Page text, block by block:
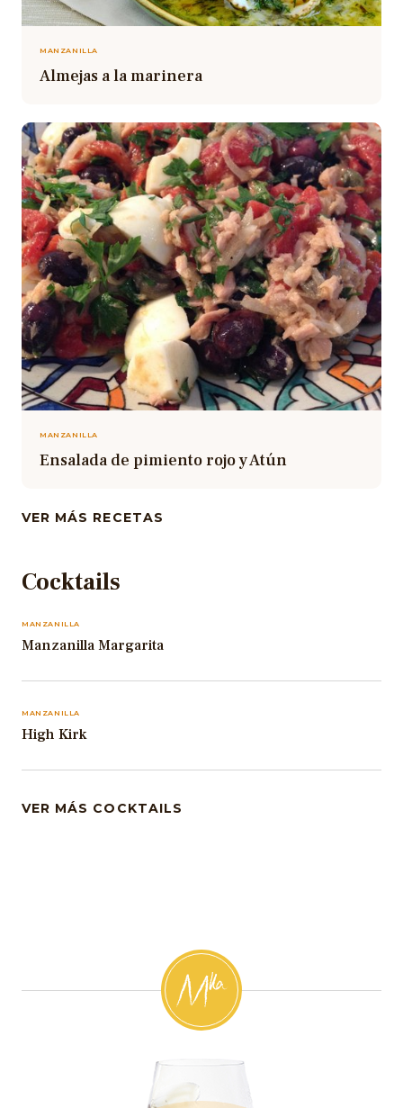
MANZANILLA
Almejas a la marinera
MANZANILLA
Ensalada de pimiento rojo y Atún
VER MÁS RECETAS
Cocktails
MANZANILLA
Manzanilla Margarita
MANZANILLA
High Kirk
VER MÁS COCKTAILS